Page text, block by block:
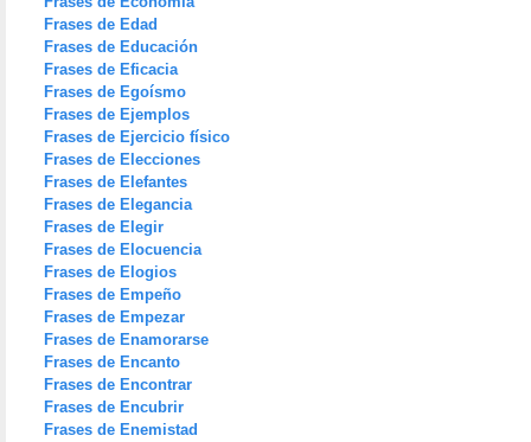
Frases de Edad
Frases de Educación
Frases de Eficacia
Frases de Egoísmo
Frases de Ejemplos
Frases de Ejercicio físico
Frases de Elecciones
Frases de Elefantes
Frases de Elegancia
Frases de Elegir
Frases de Elocuencia
Frases de Elogios
Frases de Empeño
Frases de Empezar
Frases de Enamorarse
Frases de Encanto
Frases de Encontrar
Frases de Encubrir
Frases de Enemistad